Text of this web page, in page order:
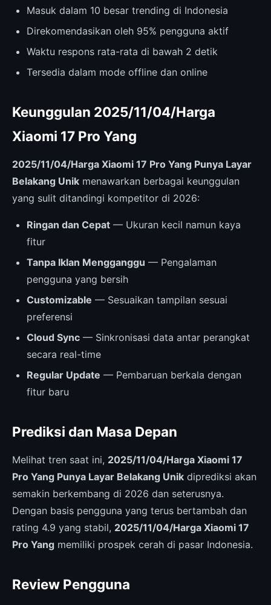
Masuk dalam 10 besar trending di Indonesia
Direkomendasikan oleh 95% pengguna aktif
Waktu respons rata-rata di bawah 2 detik
Tersedia dalam mode offline dan online
Keunggulan 2025/11/04/Harga
Xiaomi 17 Pro Yang
2025/11/04/Harga Xiaomi 17 Pro Yang Punya Layar
Belakang Unik menawarkan berbagai keunggulan
yang sulit ditandingi kompetitor di 2026:
Ringan dan Cepat — Ukuran kecil namun kaya
fitur
Tanpa Iklan Mengganggu — Pengalaman
pengguna yang bersih
Customizable — Sesuaikan tampilan sesuai
preferensi
Cloud Sync — Sinkronisasi data antar perangkat
secara real-time
Regular Update — Pembaruan berkala dengan
fitur baru
Prediksi dan Masa Depan
Melihat tren saat ini, 2025/11/04/Harga Xiaomi 17
Pro Yang Punya Layar Belakang Unik diprediksi akan
semakin berkembang di 2026 dan seterusnya.
Dengan basis pengguna yang terus bertambah dan
rating 4.9 yang stabil, 2025/11/04/Harga Xiaomi 17
Pro Yang memiliki prospek cerah di pasar Indonesia.
Review Pengguna